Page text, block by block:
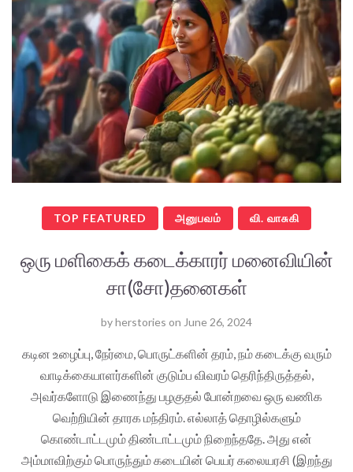
TOP FEATURED அனுபவம் வி. வாசுகி
ஒரு மளிகைக் கடைக்காரர் மனைவியின்
சா(சோ)தனைகள்
byherstories on June 26, 2024
கடின உழைப்பு, நேர்மை, பொருட்களின் தரம், நம் கடைக்கு வரும்
வாடிக்கையாளர்களின் குடும்ப விவரம் தெரிந்திருத்தல்,
அவர்களோடு இணைந்து பழகுதல் போன்றவை ஒரு வணிக
வெற்றியின் தாரக மந்திரம். எல்லாத் தொழில்களும்
கொண்டாட்டமும் திண்டாட்டமும் நிறைந்ததே. அது என்
அம்மாவிற்கும் பொருந்தும் கடையின் பெயர் கலையரசி (இறந்து